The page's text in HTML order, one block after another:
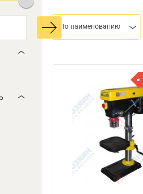
По наименованию